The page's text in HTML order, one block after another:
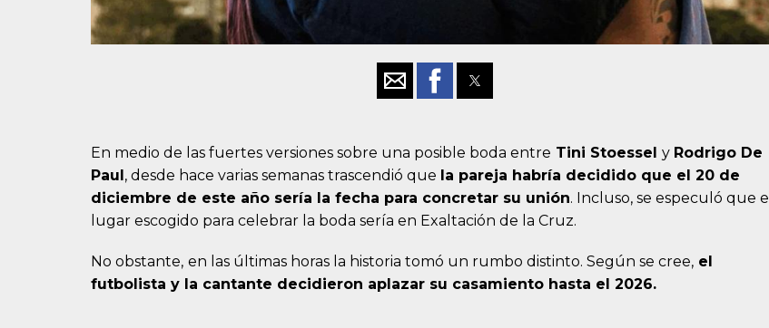
En medio de las fuertes versiones sobre una posible boda entre Tini Stoessel y Rodrigo De
Paul , desde hace varias semanas trascendió que la pareja habría decidido que el 20 de
diciembre de este año sería la fecha para concretar su unión. Incluso, se especuló que el
lugar escogido para celebrar la boda sería en Exaltación de la Cruz.
No obstante, en las últimas horas la historia tomó un rumbo distinto. Según se cree, el
futbolista y la cantante decidieron aplazar su casamiento hasta el 2026.